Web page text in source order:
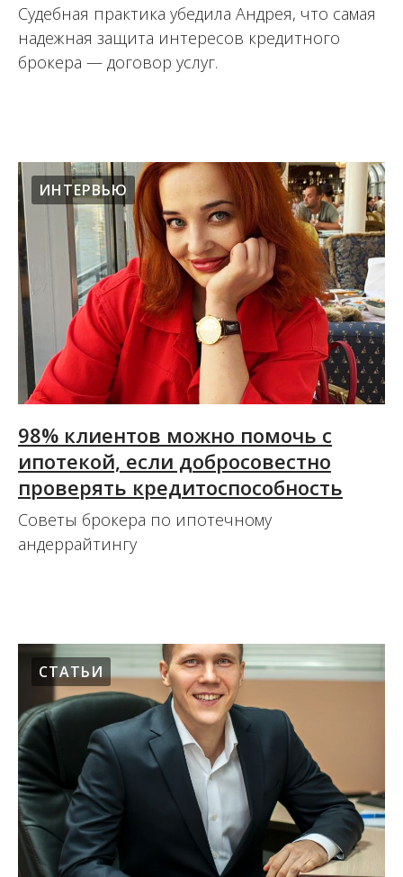
Судебная практика убедила Андрея, что самая
надежная защита интересов кредитного
брокера — договор услуг.
ИНТЕРВЬЮ
98% клиентов можно помочь с
ипотекой, если добросовестно
проверять кредитоспособность
Советы брокера по ипотечному
андеррайтингу
СТАТЬИ